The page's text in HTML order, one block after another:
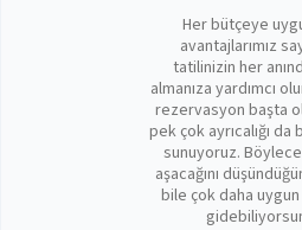
Her bütçeye
avantajlarımız
tatilinizin her
almanıza yardımcı
rezervasyon başta
pek çok ayrıcalığı
sunuyoruz.
aşacağını
bile çok daha